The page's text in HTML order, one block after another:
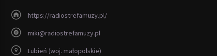
https://radiostrefamuzy.pl/
miki@radiostrefamuzy.pl
Lubień (woj. małopolskie)